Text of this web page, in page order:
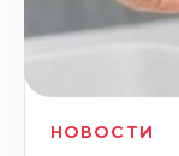
НОВОСТИ